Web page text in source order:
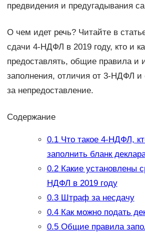
предвидения и предугадывания
О чем идет речь? Читайте в
сдачи 4-НДФЛ в 2019 году, кто и
предоставлять, общие правила и
заполнения, отличия от 3-НДФЛ и
за непредоставление.
Содержание
0.1Что такое 4-НДФЛ,
заполнить бланк
0.2Какие установлены
НДФЛ в 2019 году
0.3Штраф за несдачу
0.4Как можно подать
0.5Общие правила